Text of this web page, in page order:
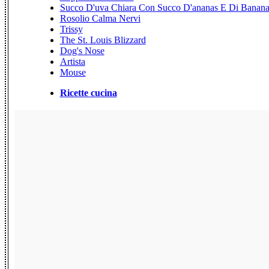
Succo D'uva Chiara Con Succo D'ananas E Di Banana
Rosolio Calma Nervi
Trissy
The St. Louis Blizzard
Dog's Nose
Artista
Mouse
Ricette cucina